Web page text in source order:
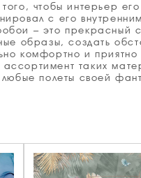
чтобы интерьер
с его
– это прекрасный
образы, создать
комфортно и приятно
таких
любые полеты своей